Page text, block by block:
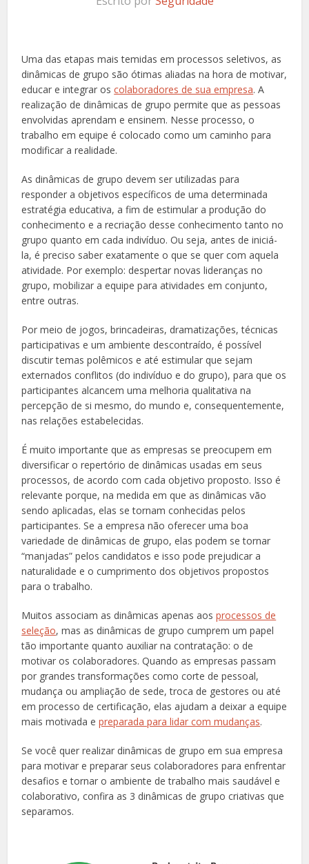
Uma das etapas mais temidas em processos seletivos, as
dinâmicas de grupo são ótimas aliadas na hora de motivar,
educar e integrar oscolaboradores de sua empresa. A
realização de dinâmicas de grupo permite que as pessoas
envolvidas aprendam e ensinem. Nesse processo, o
trabalho em equipe é colocado como um caminho para
modificar a realidade.
As dinâmicas de grupo devem ser utilizadas para
responder a objetivos específicos de uma determinada
estratégia educativa, a fim de estimular a produção do
conhecimento e a recriação desse conhecimento tanto no
grupo quanto em cada indivíduo. Ou seja, antes de iniciá-
la, é preciso saber exatamente o que se quer com aquela
atividade. Por exemplo: despertar novas lideranças no
grupo, mobilizar a equipe para atividades em conjunto,
entre outras.
Por meio de jogos, brincadeiras, dramatizações, técnicas
participativas e um ambiente descontraído, é possível
discutir temas polêmicos e até estimular que sejam
externados conflitos (do indivíduo e do grupo), para que os
participantes alcancem uma melhoria qualitativa na
percepção de si mesmo, do mundo e, consequentemente,
nas relações estabelecidas.
É muito importante que as empresas se preocupem em
diversificar o repertório de dinâmicas usadas em seus
processos, de acordo com cada objetivo proposto. Isso é
relevante porque, na medida em que as dinâmicas vão
sendo aplicadas, elas se tornam conhecidas pelos
participantes. Se a empresa não oferecer uma boa
variedade de dinâmicas de grupo, elas podem se tornar
“manjadas” pelos candidatos e isso pode prejudicar a
naturalidade e o cumprimento dos objetivos propostos
para o trabalho.
Muitos associam as dinâmicas apenas aosprocessos de
seleção, mas as dinâmicas de grupo cumprem um papel
tão importante quanto auxiliar na contratação: o de
motivar os colaboradores. Quando as empresas passam
por grandes transformações como corte de pessoal,
mudança ou ampliação de sede, troca de gestores ou até
em processo de certificação, elas ajudam a deixar a equipe
mais motivada epreparada para lidar com mudanças.
Se você quer realizar dinâmicas de grupo em sua empresa
para motivar e preparar seus colaboradores para enfrentar
desafios e tornar o ambiente de trabalho mais saudável e
colaborativo, confira as 3 dinâmicas de grupo criativas que
separamos.